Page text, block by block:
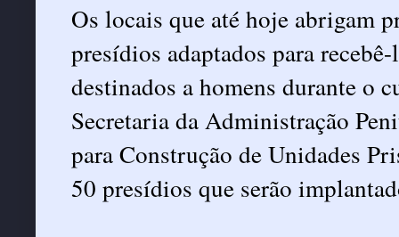
Os locais que até hoje abrigam
presídios adaptados para
destinados a homens durante o
Secretaria da Administração
para Construção de Unidades
50 presídios que serão